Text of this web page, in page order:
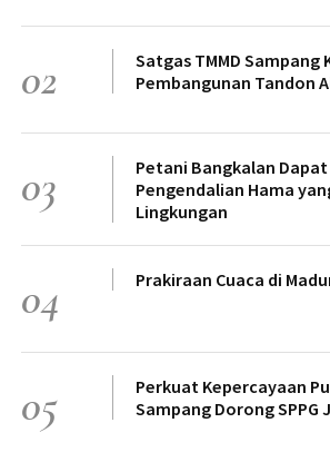
02
Satgas TMMD Sampang
Pembangunan Tandon
03
Petani Bangkalan
Pengendalian Hama
Lingkungan
04 Prakiraan Cuaca di
05
Perkuat Kepercayaan
Sampang Dorong SPPG